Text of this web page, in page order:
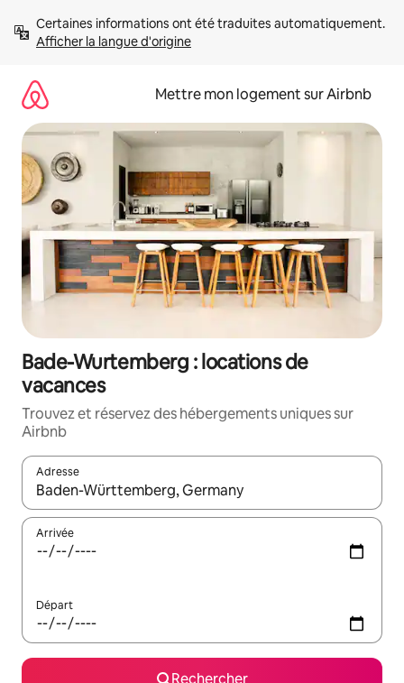
directement
Afficher la langue d'origine
Mettre mon logement sur Airbnb
Bade-Wurtemberg : locations de
vacances
Trouvez et réservez des hébergements uniques sur
Airbnb
Adresse
Lorsque les résultats s'affichent, utilisez les flèches vers le
Arrivée
Départ
Rechercher